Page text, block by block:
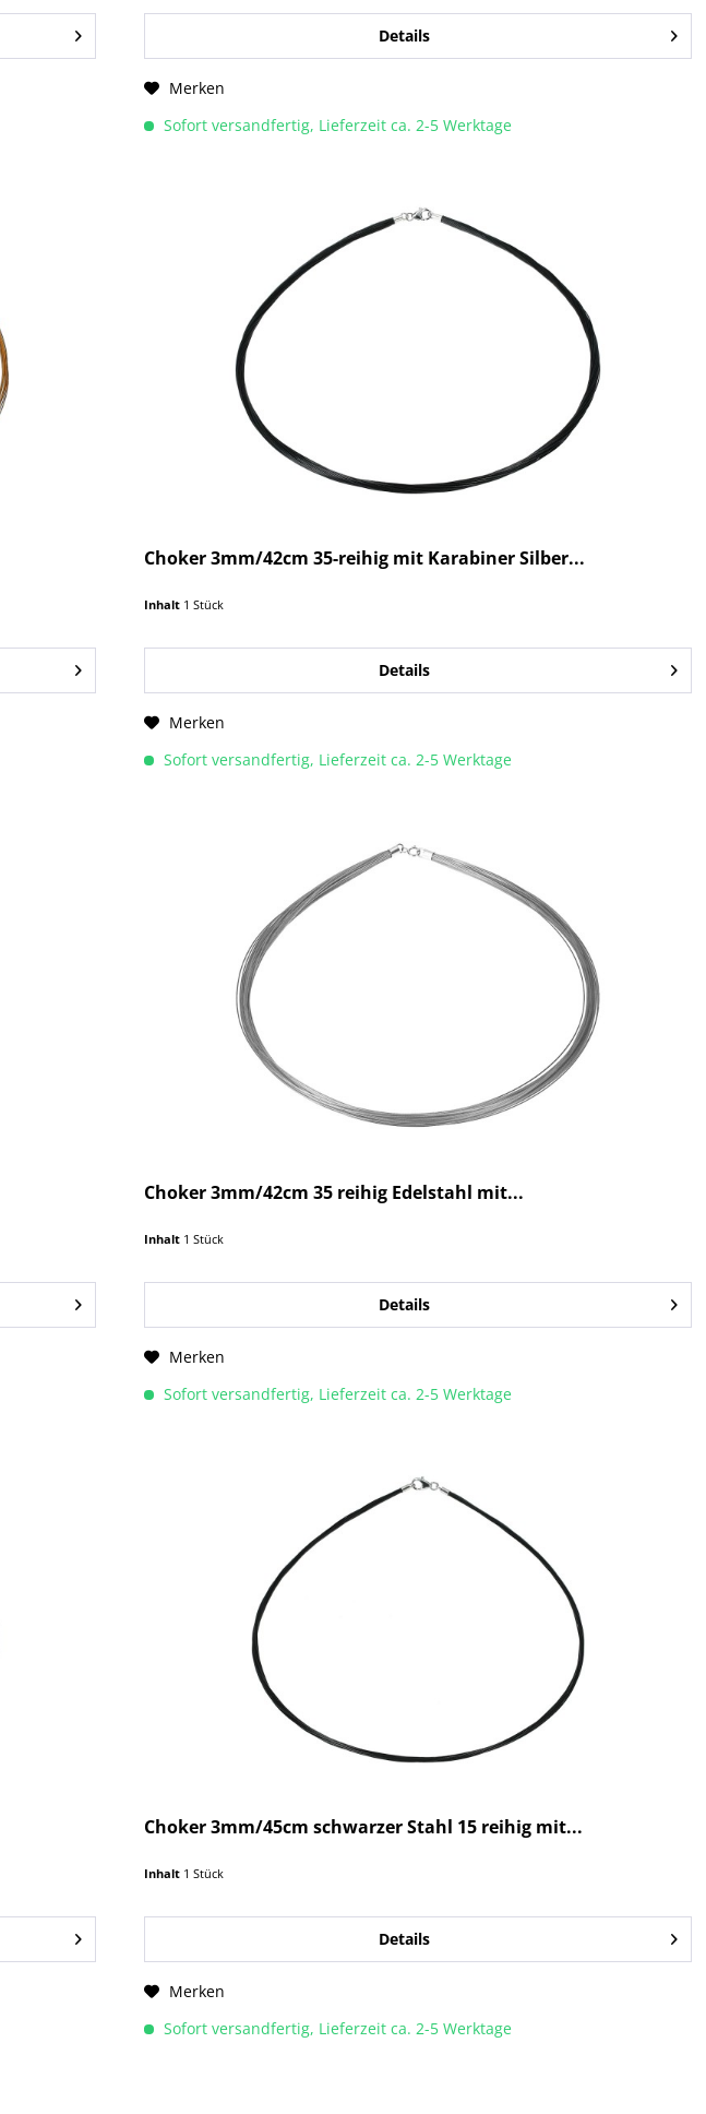
Details
Merken
Sofort versandfertig, Lieferzeit ca. 2-5 Werktage
Choker 3mm/42cm 35-reihig mit Karabiner Silber...
Inhalt 1 Stück
Details
Merken
Sofort versandfertig, Lieferzeit ca. 2-5 Werktage
Choker 3mm/42cm 35 reihig Edelstahl mit...
Inhalt 1 Stück
Details
Merken
Sofort versandfertig, Lieferzeit ca. 2-5 Werktage
Choker 3mm/45cm schwarzer Stahl 15 reihig mit...
Inhalt 1 Stück
Details
Merken
Sofort versandfertig, Lieferzeit ca. 2-5 Werktage